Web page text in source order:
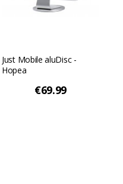
Just Mobile aluDisc -
Hopea
€69.99